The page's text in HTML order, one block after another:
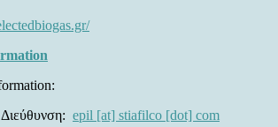
epil [at] stiafilco [dot] com